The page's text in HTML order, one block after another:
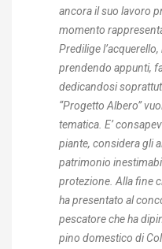
ancora il suo lavoro
momento
Predilige
prendendo appunti,
dedicandosi
“Progetto Albero”
tematica. E’
piante, considera gli
patrimonio
protezione. Alla fine
ha presentato al
pescatore che ha
pino domestico di